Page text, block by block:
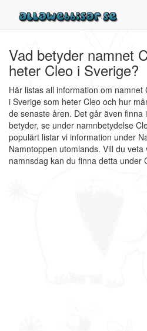
Vad betyder namnet
heter Cleo i Sverige?
Här listas all information om
i Sverige som heter Cleo och hur
de senaste åren. Det går även finna
betyder, se under namnbetydelse
populärt listar vi information under
Namntoppen utomlands. Vill du
namnsdag kan du finna detta under